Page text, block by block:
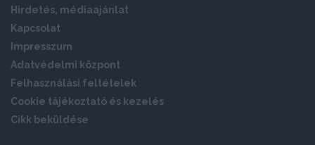
Hirdetés, médiaajánlat
Kapcsolat
Impresszum
Adatvédelmi központ
Felhasználási feltételek
Cookie tájékoztató és kezelés
Cikk beküldése